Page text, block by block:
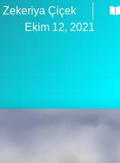
Zekeriya Çiçek
Ekim 12, 2021